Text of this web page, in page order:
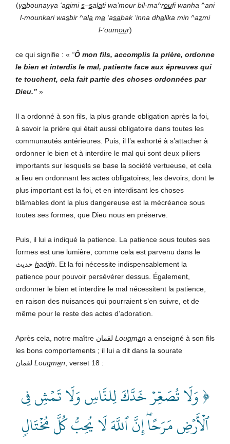
(yabounayya ‘aqimis–salati wa’mour bil-ma^roufi wanha ^ani
l-mounkari wasbir ^ala ma ‘asabak ‘inna dhalika min ^azmi
l-‘oumour)
ce qui signifie : « “Ô mon fils, accomplis la prière, ordonne
le bien et interdis le mal, patiente face aux épreuves qui
te touchent, cela fait partie des choses ordonnées par
Dieu.” »
Il a ordonné à son fils, la plus grande obligation après la foi,
à savoir la prière qui était aussi obligatoire dans toutes les
communautés antérieures. Puis, il l’a exhorté à s’attacher à
ordonner le bien et à interdire le mal qui sont deux piliers
importants sur lesquels se base la société vertueuse, et cela
a lieu en ordonnant les actes obligatoires, les devoirs, dont le
plus important est la foi, et en interdisant les choses
blâmables dont la plus dangereuse est la mécréance sous
toutes ses formes, que Dieu nous en préserve.
Puis, il lui a indiqué la patience. La patience sous toutes ses
formes est une lumière, comme cela est parvenu dans le
hadith. Et la foi nécessite indispensablement la
patience pour pouvoir persévérer dessus. Également,
ordonner le bien et interdire le mal nécessitent la patience,
en raison des nuisances qui pourraient s’en suivre, et de
même pour le reste des actes d’adoration.
Après cela, notre maître لقمان Louqman a enseigné à son fils
les bons comportements ; il lui a dit dans la sourate
لقمان Louqman, verset 18 :
﴿ وَلَا تُصَعِّرۡ خَدَّكَ لِلنَّاسِ وَلَا تَمۡشِ فِي
ٱلۡأَرۡضِ مَرَحًاۖ إِنَّ ٱللَّهَ لَا يُحِبُّ كُلَّ مُخۡتَالٖ